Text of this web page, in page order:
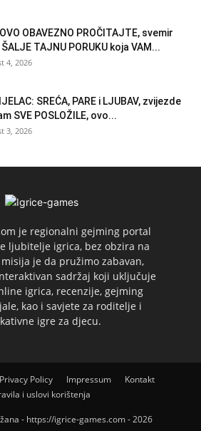
OBAVEZNO PROČITAJTE, svemir
TAJNU PORUKU koja VAM...
4, 2026
SREĆA, PARE i LJUBAV, zvijezde
SVE POSLOŽILE, ovo...
3, 2026
je regionalni gejming portal
ljubitelje igrica, bez obzira na
je da pružimo zabavan,
sadržaj koji uključuje
igrica, recenzije, gejming
kao i savjete za roditelje i
igre za djecu.
Privacy Policy Impressum
Kontakt
i uslovi korištenja
- https://igrice-games.com - 2026